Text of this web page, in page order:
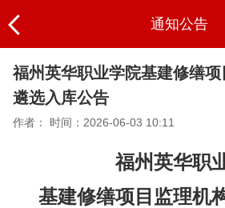
通知公告
福州英华职业学院基建修缮
遴选入库公告
作者： 时间：2026-06-03 10:11
福州英华职
基建修缮项目监理机